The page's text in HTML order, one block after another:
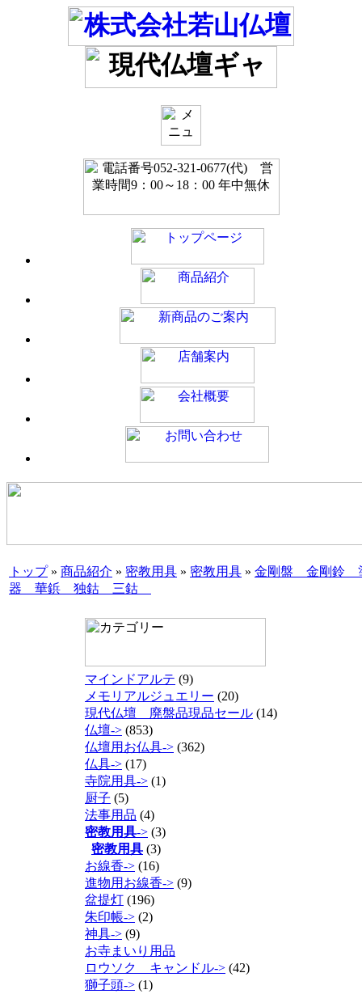
トップ» 商品紹介 » 密教用具 » 密教用具 » 金剛盤 金剛鈴
器 華鋲 独鈷 三鈷
マインドアルテ (9)
メモリアルジュエリー (20)
現代仏壇 廃盤品現品セール (14)
仏壇-> (853)
仏壇用お仏具-> (362)
仏具-> (17)
寺院用具-> (1)
厨子 (5)
法事用品 (4)
密教用具-> (3)
密教用具 (3)
お線香-> (16)
進物用お線香-> (9)
盆提灯 (196)
朱印帳-> (2)
神具-> (9)
お寺まいり用品
ロウソク キャンドル-> (42)
獅子頭-> (1)